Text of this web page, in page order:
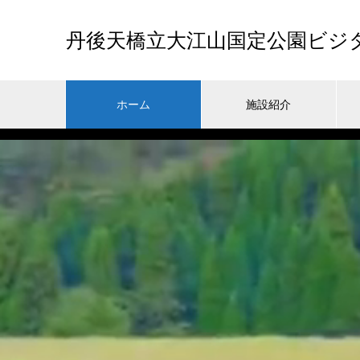
丹後天橋立大江山国定公園ビジ
ホーム 施設紹介